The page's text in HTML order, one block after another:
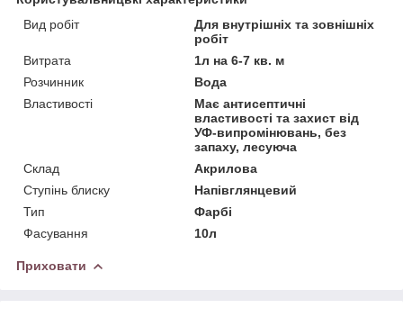
Вид робіт
Для внутрішніх та зовнішніх
робіт
Витрата
1л на 6-7 кв. м
Розчинник
Вода
Властивості
Має антисептичні
властивості та захист від
УФ-випромінювань, без
запаху, лесуюча
Склад
Акрилова
Ступінь блиску
Напівглянцевий
Тип
Фарбі
Фасування
10л
Приховати